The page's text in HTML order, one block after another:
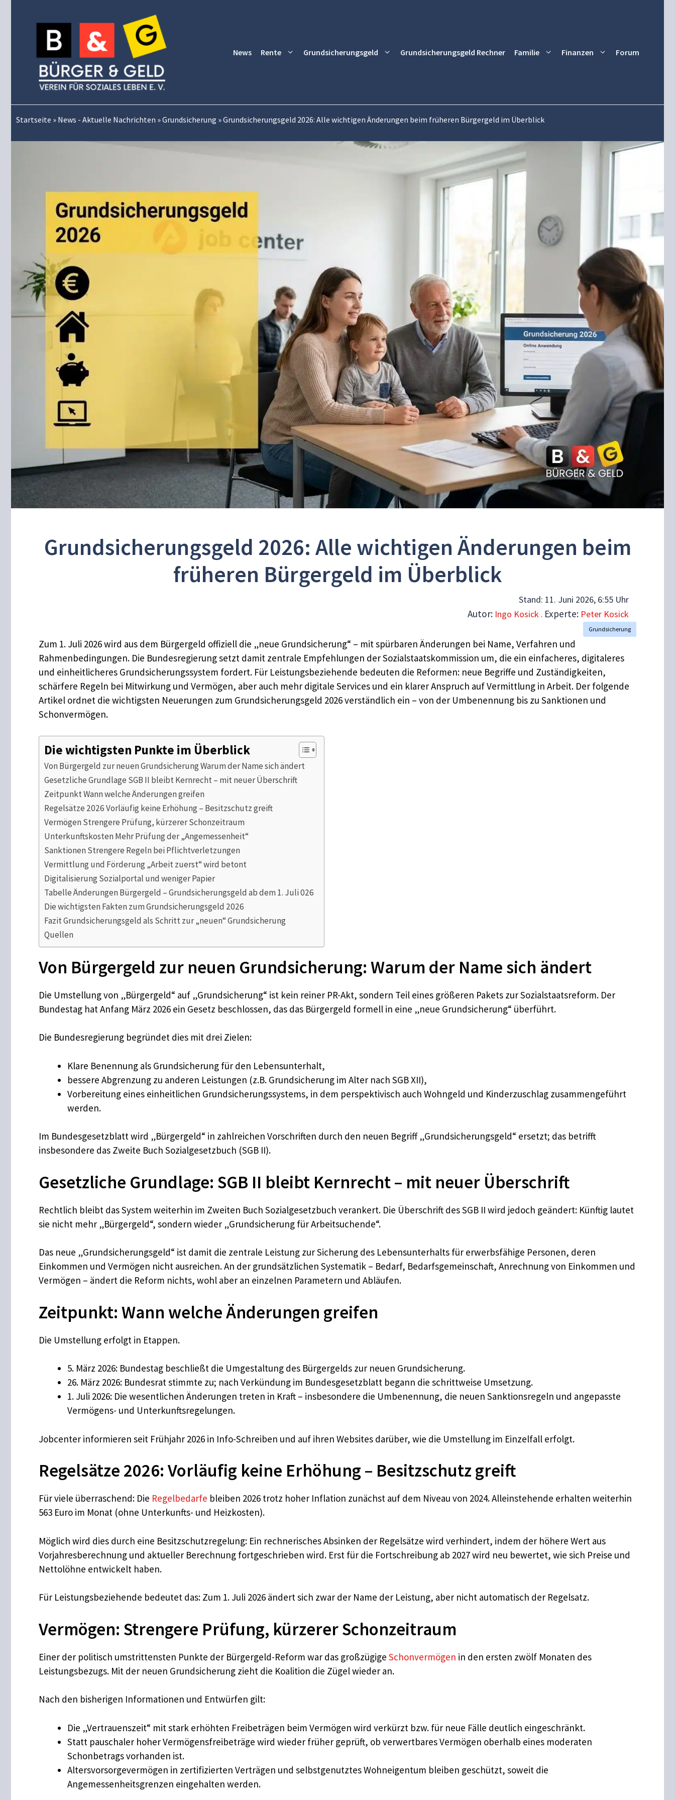
News Rente Grundsicherungsgeld Grundsicherungsgeld Rechner Familie Finanzen Forum
Startseite » News - Aktuelle Nachrichten »Grundsicherung »Grundsicherungsgeld 2026: Alle wichtigen Änderungen beim früheren Bürgergeld im Überblick
Grundsicherungsgeld 2026: Alle wichtigen Änderungen beim
früheren Bürgergeld im Überblick
Stand: 11. Juni 2026, 6:55 Uhr
Autor: Ingo Kosick . Experte: Peter Kosick
Grundsicherung
Zum 1. Juli 2026 wird aus dem Bürgergeld offiziell die „neue Grundsicherung“ – mit spürbaren Änderungen bei Name, Verfahren und
Rahmenbedingungen. Die Bundesregierung setzt damit zentrale Empfehlungen der Sozialstaatskommission um, die ein einfacheres, digitaleres
und einheitlicheres Grundsicherungssystem fordert. Für Leistungsbeziehende bedeuten die Reformen: neue Begriffe und Zuständigkeiten,
schärfere Regeln bei Mitwirkung und Vermögen, aber auch mehr digitale Services und ein klarer Anspruch auf Vermittlung in Arbeit. Der folgende
Artikel ordnet die wichtigsten Neuerungen zum Grundsicherungsgeld 2026 verständlich ein – von der Umbenennung bis zu Sanktionen und
Schonvermögen.
Die wichtigsten Punkte im Überblick
Von Bürgergeld zur neuen Grundsicherung Warum der Name sich ändert
Gesetzliche Grundlage SGB II bleibt Kernrecht – mit neuer Überschrift
Zeitpunkt Wann welche Änderungen greifen
Regelsätze 2026 Vorläufig keine Erhöhung – Besitzschutz greift
Vermögen Strengere Prüfung, kürzerer Schonzeitraum
Unterkunftskosten Mehr Prüfung der „Angemessenheit“
Sanktionen Strengere Regeln bei Pflichtverletzungen
Vermittlung und Förderung „Arbeit zuerst“ wird betont
Digitalisierung Sozialportal und weniger Papier
Tabelle Änderungen Bürgergeld – Grundsicherungsgeld ab dem 1. Juli 026
Die wichtigsten Fakten zum Grundsicherungsgeld 2026
Fazit Grundsicherungsgeld als Schritt zur „neuen“ Grundsicherung
Quellen
Von Bürgergeld zur neuen Grundsicherung: Warum der Name sich ändert
Die Umstellung von „Bürgergeld“ auf „Grundsicherung“ ist kein reiner PR-Akt, sondern Teil eines größeren Pakets zur Sozialstaatsreform. Der
Bundestag hat Anfang März 2026 ein Gesetz beschlossen, das das Bürgergeld formell in eine „neue Grundsicherung“ überführt.
Die Bundesregierung begründet dies mit drei Zielen:
Klare Benennung als Grundsicherung für den Lebensunterhalt,
bessere Abgrenzung zu anderen Leistungen (z.B. Grundsicherung im Alter nach SGB XII),
Vorbereitung eines einheitlichen Grundsicherungssystems, in dem perspektivisch auch Wohngeld und Kinderzuschlag zusammengeführt
werden.
Im Bundesgesetzblatt wird „Bürgergeld“ in zahlreichen Vorschriften durch den neuen Begriff „Grundsicherungsgeld“ ersetzt; das betrifft
insbesondere das Zweite Buch Sozialgesetzbuch (SGB II).
Gesetzliche Grundlage: SGB II bleibt Kernrecht – mit neuer Überschrift
Rechtlich bleibt das System weiterhin im Zweiten Buch Sozialgesetzbuch verankert. Die Überschrift des SGB II wird jedoch geändert: Künftig lautet
sie nicht mehr „Bürgergeld“, sondern wieder „Grundsicherung für Arbeitsuchende“.
Das neue „Grundsicherungsgeld“ ist damit die zentrale Leistung zur Sicherung des Lebensunterhalts für erwerbsfähige Personen, deren
Einkommen und Vermögen nicht ausreichen. An der grundsätzlichen Systematik – Bedarf, Bedarfsgemeinschaft, Anrechnung von Einkommen und
Vermögen – ändert die Reform nichts, wohl aber an einzelnen Parametern und Abläufen.
Zeitpunkt: Wann welche Änderungen greifen
Die Umstellung erfolgt in Etappen.
5. März 2026: Bundestag beschließt die Umgestaltung des Bürgergelds zur neuen Grundsicherung.
26. März 2026: Bundesrat stimmte zu; nach Verkündung im Bundesgesetzblatt begann die schrittweise Umsetzung.
1. Juli 2026: Die wesentlichen Änderungen treten in Kraft – insbesondere die Umbenennung, die neuen Sanktionsregeln und angepasste
Vermögens- und Unterkunftsregelungen.
Jobcenter informieren seit Frühjahr 2026 in Info-Schreiben und auf ihren Websites darüber, wie die Umstellung im Einzelfall erfolgt.
Regelsätze 2026: Vorläufig keine Erhöhung – Besitzschutz greift
Für viele überraschend: Die Regelbedarfe bleiben 2026 trotz hoher Inflation zunächst auf dem Niveau von 2024. Alleinstehende erhalten weiterhin
563 Euro im Monat (ohne Unterkunfts- und Heizkosten).
Möglich wird dies durch eine Besitzschutzregelung: Ein rechnerisches Absinken der Regelsätze wird verhindert, indem der höhere Wert aus
Vorjahresberechnung und aktueller Berechnung fortgeschrieben wird. Erst für die Fortschreibung ab 2027 wird neu bewertet, wie sich Preise und
Nettolöhne entwickelt haben.
Für Leistungsbeziehende bedeutet das: Zum 1. Juli 2026 ändert sich zwar der Name der Leistung, aber nicht automatisch der Regelsatz.
Vermögen: Strengere Prüfung, kürzerer Schonzeitraum
Einer der politisch umstrittensten Punkte der Bürgergeld-Reform war das großzügige Schonvermögen in den ersten zwölf Monaten des
Leistungsbezugs. Mit der neuen Grundsicherung zieht die Koalition die Zügel wieder an.
Nach den bisherigen Informationen und Entwürfen gilt:
Die „Vertrauenszeit“ mit stark erhöhten Freibeträgen beim Vermögen wird verkürzt bzw. für neue Fälle deutlich eingeschränkt.
Statt pauschaler hoher Vermögensfreibeträge wird wieder früher geprüft, ob verwertbares Vermögen oberhalb eines moderaten
Schonbetrags vorhanden ist.
Altersvorsorgevermögen in zertifizierten Verträgen und selbstgenutztes Wohneigentum bleiben geschützt, soweit die
Angemessenheitsgrenzen eingehalten werden.